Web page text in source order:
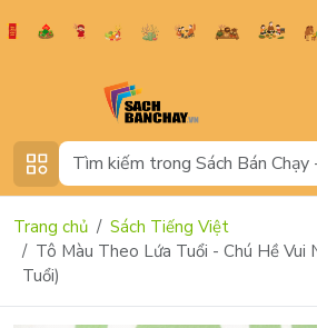
Trang chủ
Sách Tiếng Việt
Tô Màu Theo Lứa Tuổi - Chú Hề Vui
Tuổi)